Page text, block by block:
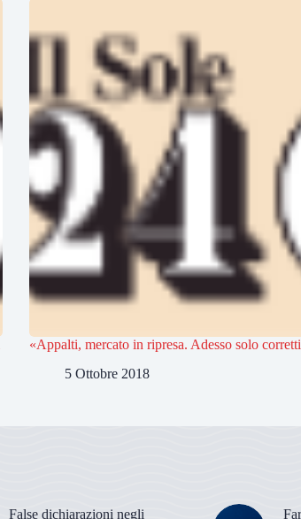
«Appalti, mercato in ripresa. Adesso solo
5 Ottobre 2018
False dichiarazioni negli